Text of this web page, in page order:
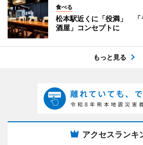
食べる
松本駅近くに「役満」 「
酒屋」コンセプトに
もっと見る
アクセスランキ